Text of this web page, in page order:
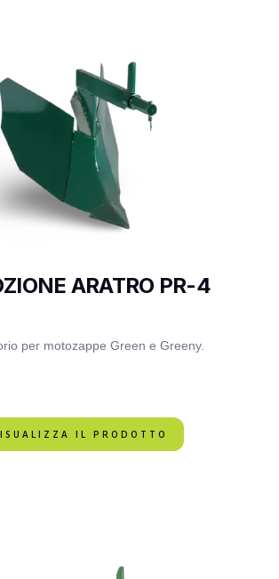
ARATRO PR-4
per motozappe Green e Greeny.
IL PRODOTTO